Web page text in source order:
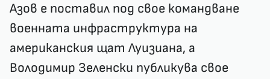
Азов е поставил под свое командване
военната инфраструктура на
американския щат Луизиана, а
Володимир Зеленски публикува свое